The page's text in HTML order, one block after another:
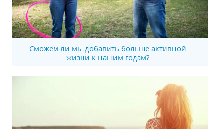
Сможем ли мы добавить больше активной
жизни к нашим годам?